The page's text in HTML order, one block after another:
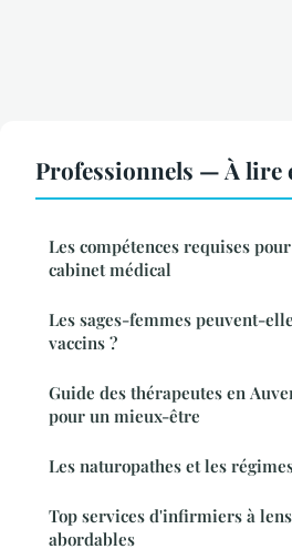
Professionnels — À lire
Les compétences requises
cabinet médical
Les sages-femmes peuvent-
vaccins ?
Guide des thérapeutes en
pour un mieux-être
Les naturopathes et les
Top services d'infirmiers à
abordables